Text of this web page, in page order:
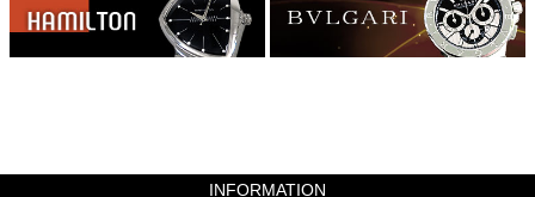
INFORMATION